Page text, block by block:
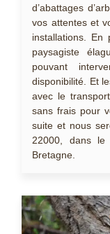
d’abattages
vos attentes et
installations. En
paysagiste
pouvant
disponibilité. Et
avec le
sans frais pour
suite et nous
22000, dans le
Bretagne.